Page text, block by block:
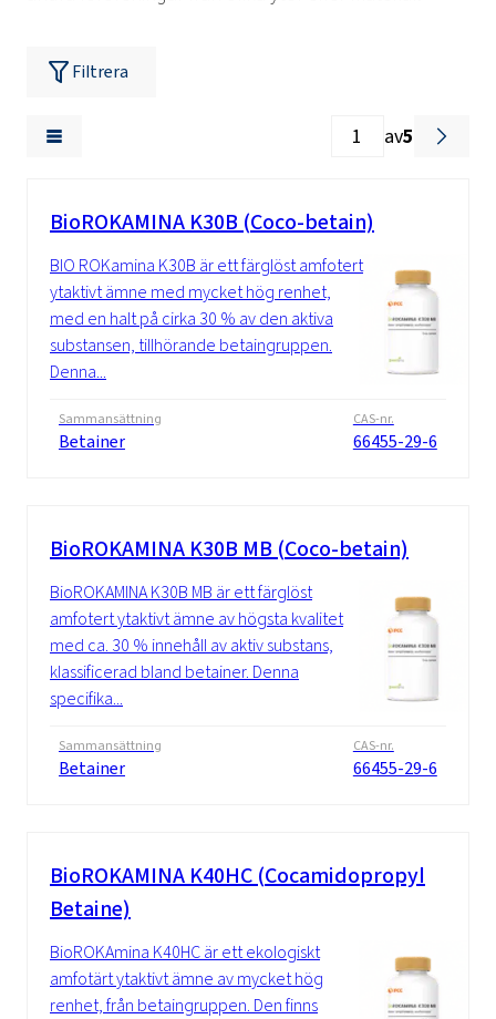
Filtrera
av5
BioROKAMINA K30B (Coco-betain)
BIO ROKamina K30B är ett färglöst amfotert
ytaktivt ämne med mycket hög renhet,
med en halt på cirka 30 % av den aktiva
substansen, tillhörande betaingruppen.
Denna...
Sammansättning
Betainer
CAS-nr.
66455-29-6
BioROKAMINA K30B MB (Coco-betain)
BioROKAMINA K30B MB är ett färglöst
amfotert ytaktivt ämne av högsta kvalitet
med ca. 30 % innehåll av aktiv substans,
klassificerad bland betainer. Denna
specifika...
Sammansättning
Betainer
CAS-nr.
66455-29-6
BioROKAMINA K40HC (Cocamidopropyl
Betaine)
BioROKAmina K40HC är ett ekologiskt
amfotärt ytaktivt ämne av mycket hög
renhet, från betaingruppen. Den finns